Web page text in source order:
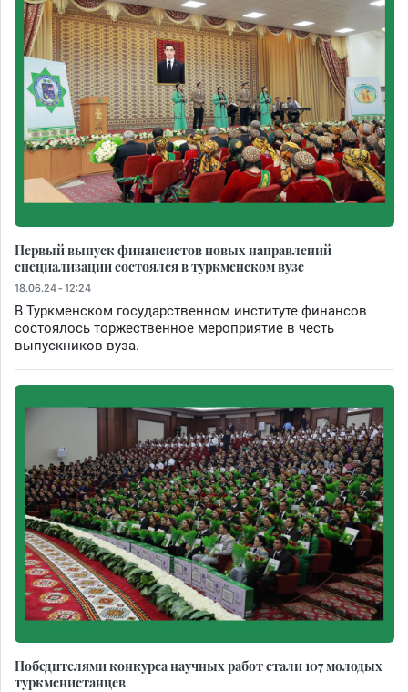
Первый выпуск финансистов новых направлений
специализации состоялся в туркменском вузе
18.06.24 - 12:24
В Туркменском государственном институте финансов
состоялось торжественное мероприятие в честь
выпускников вуза.
Победителями конкурса научных работ стали 107 молодых
туркменистанцев